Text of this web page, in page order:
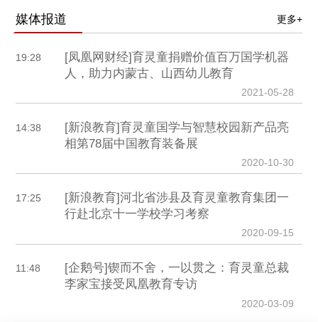
媒体报道 更多+
19:28
[凤凰网财经]育灵童捐赠价值百万国学机器
人，助力内蒙古、山西幼儿教育
2021-05-28
14:38
[新浪教育]育灵童国学与智慧校园新产品亮
相第78届中国教育装备展
2020-10-30
17:25
[新浪教育]河北省涉县及育灵童教育集团一
行赴北京十一学校学习考察
2020-09-15
11:48
[企鹅号]锲而不舍，一以贯之：育灵童总裁
李家宝接受凤凰教育专访
2020-03-09